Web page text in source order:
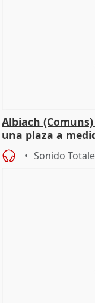
Albiach
una plaza a
Sonido